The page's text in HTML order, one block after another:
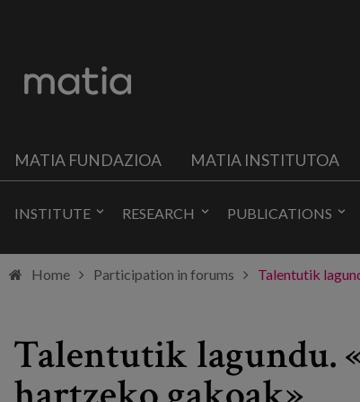
MATIA FUNDAZIOA MATIA INSTITUTOA
INSTITUTE RESEARCH PUBLICATIONS
Home Participation in forums Talentutik
Talentutik lagundu.